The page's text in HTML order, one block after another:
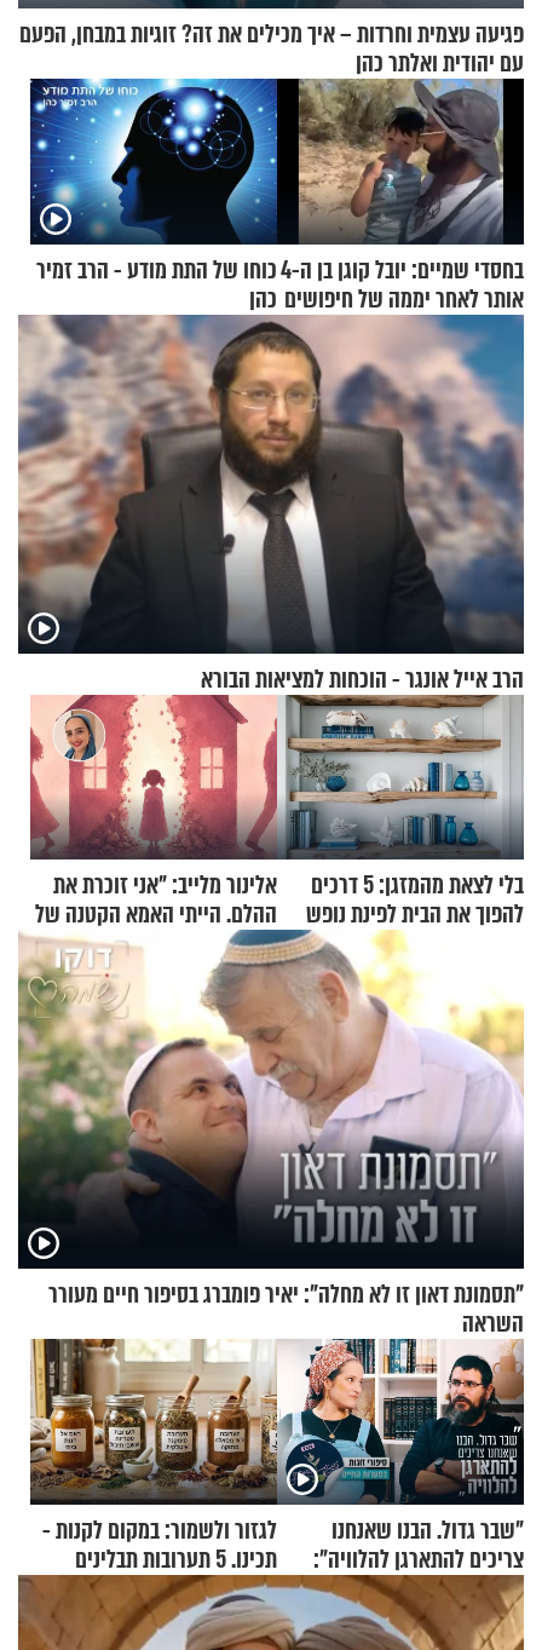
פגיעה עצמית וחרדות – איך מכילים את זה? זוגיות במבחן, הפעם
עם יהודית ואלתר כהן
בחסדי שמיים: יובל קוגן בן ה-4
אותר לאחר יממה של חיפושים
כוחו של התת מודע - הרב זמיר
כהן
הרב אייל אונגר - הוכחות למציאות הבורא
בלי לצאת מהמזגן: 5 דרכים
להפוך את הבית לפינת נופש
אלינור מלייב: "אני זוכרת את
ההלם. הייתי האמא הקטנה של
הבית"
"תסמונת דאון זו לא מחלה": יאיר פומברג בסיפור חיים מעורר
השראה
"שבר גדול. הבנו שאנחנו
צריכים להתארגן להלוויה":
זוגיות במבחן, הפעם עם מרים
וגד דנינו
לגזור ולשמור: במקום לקנות -
תכינו. 5 תערובות תבלינים
שמתאימות להכל